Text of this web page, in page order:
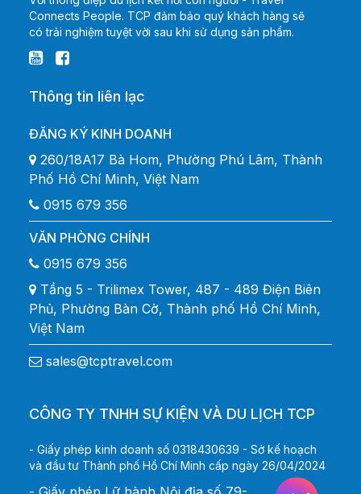
Connects People. TCP đảm bảo quý khách hàng sẽ
có trải nghiệm tuyệt vời sau khi sử dụng sản phẩm.
Thông tin liên lạc
ĐĂNG KÝ KINH DOANH
260/18A17 Bà Hom, Phường Phú Lâm, Thành
Phố Hồ Chí Minh, Việt Nam
0915 679 356
VĂN PHÒNG CHÍNH
0915 679 356
Tầng 5 - Trilimex Tower, 487 - 489 Điện Biên
Phủ, Phường Bàn Cờ, Thành phố Hồ Chí Minh,
Việt Nam
sales@tcptravel.com
CÔNG TY TNHH SỰ KIỆN VÀ DU LỊCH TCP
- Giấy phép kinh doanh số 0318430639 - Sở kế hoạch
và đầu tư Thành phố Hồ Chí Minh cấp ngày 26/04/2024